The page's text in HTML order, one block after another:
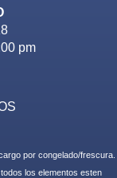
pm
por congelado/frescura.
los elementos esten